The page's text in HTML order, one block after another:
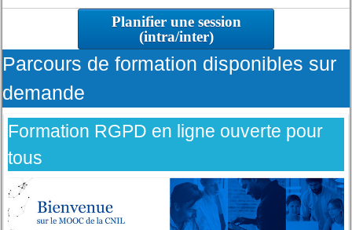
Planifier une session
(intra/inter)
Parcours de formation disponibles sur
demande
Formation RGPD en ligne ouverte pour
tous